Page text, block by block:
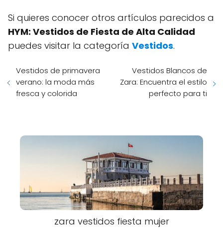
Si quieres conocer otros artículos parecidos a
HYM: Vestidos de Fiesta de Alta Calidad
puedes visitar la categoría Vestidos.
Vestidos de primavera
verano: la moda más
fresca y colorida
Vestidos Blancos de
Zara: Encuentra el estilo
perfecto para ti
zara vestidos fiesta mujer